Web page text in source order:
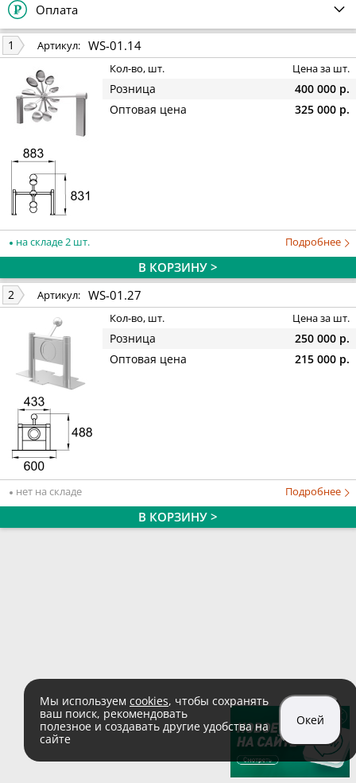
Оплата
1 Артикул: WS-01.14
Кол-во, шт. Цена за шт.
Розница
400 000 р.
Оптовая цена
325 000 р.
на складе 2 шт. Подробнее
В КОРЗИНУ >
2 Артикул: WS-01.27
Кол-во, шт. Цена за шт.
Розница
250 000 р.
Оптовая цена
215 000 р.
нет на складе Подробнее
В КОРЗИНУ >
Мы используем cookies, чтобы сохранять
ваш поиск, рекомендовать
полезное и создавать другие удобства на
сайте
Окей